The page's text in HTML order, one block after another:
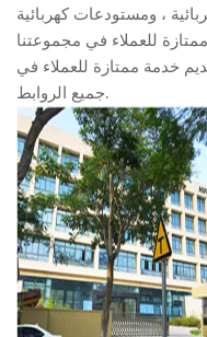
، ومستودعات كهربائية
للعملاء في مجموعتنا
خدمة ممتازة للعملاء في
جميع الروابط.